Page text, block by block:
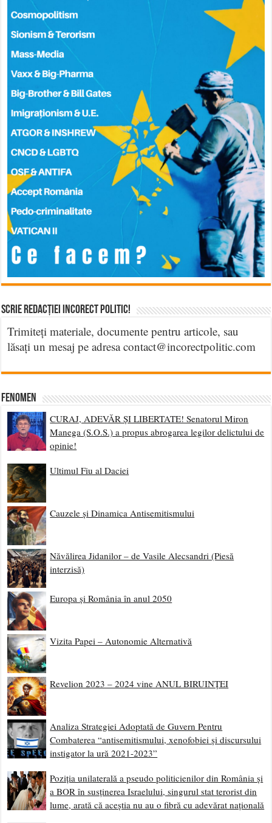
Scrie Redacției Incorect Politic!
Trimiteți materiale, documente pentru articole, sau
lăsați un mesaj pe adresa contact@incorectpolitic.com
Fenomen
CURAJ, ADEVĂR ȘI LIBERTATE! Senatorul Miron
Manega (S.O.S.) a propus abrogarea legilor delictului de
opinie!
Ultimul Fiu al Daciei
Cauzele și Dinamica Antisemitismului
Năvălirea Jidanilor – de Vasile Alecsandri (Piesă
interzisă)
Europa și România în anul 2050
Vizita Papei – Autonomie Alternativă
Revelion 2023 – 2024 vine ANUL BIRUINȚEI
Analiza Strategiei Adoptată de Guvern Pentru
Combaterea “antisemitismului, xenofobiei și discursului
instigator la ură 2021-2023”
Poziția unilaterală a pseudo politicienilor din România și
a BOR în susținerea Israelului, singurul stat terorist din
lume, arată că aceștia nu au o fibră cu adevărat națională